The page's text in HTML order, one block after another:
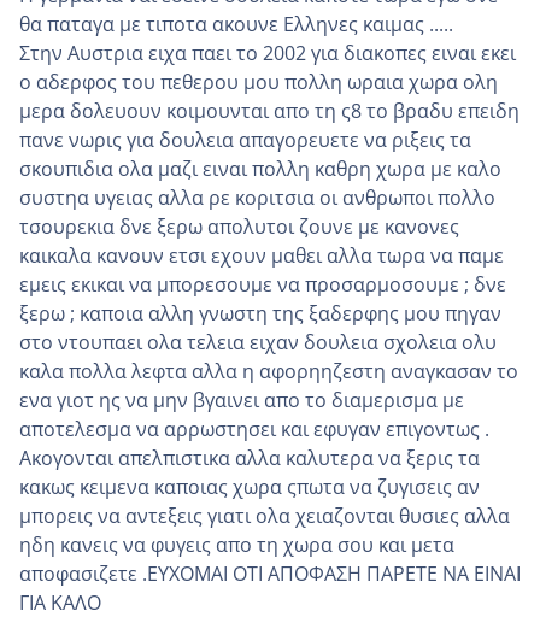
θα παταγα με τιποτα ακουνε Ελληνες καιμας .....
Στην Αυστρια ειχα παει το 2002 για διακοπες ειναι εκει
ο αδερφος του πεθερου μου πολλη ωραια χωρα ολη
μερα δολευουν κοιμουνται απο τη ς8 το βραδυ επειδη
πανε νωρις για δουλεια απαγορευετε να ριξεις τα
σκουπιδια ολα μαζι ειναι πολλη καθρη χωρα με καλο
συστηα υγειας αλλα ρε κοριτσια οι ανθρωποι πολλο
τσουρεκια δνε ξερω απολυτοι ζουνε με κανονες
καικαλα κανουν ετσι εχουν μαθει αλλα τωρα να παμε
εμεις εκικαι να μπορεσουμε να προσαρμοσουμε ; δνε
ξερω ; καποια αλλη γνωστη της ξαδερφης μου πηγαν
στο ντουπαει ολα τελεια ειχαν δουλεια σχολεια ολυ
καλα πολλα λεφτα αλλα η αφορηηζεστη αναγκασαν το
ενα γιοτ ης να μην βγαινει απο το διαμερισμα με
αποτελεσμα να αρρωστησει και εφυγαν επιγοντως .
Ακογονται απελπιστικα αλλα καλυτερα να ξερις τα
κακως κειμενα καποιας χωρα ςπωτα να ζυγισεις αν
μπορεις να αντεξεις γιατι ολα χειαζονται θυσιες αλλα
ηδη κανεις να φυγεις απο τη χωρα σου και μετα
αποφασιζετε .ΕΥΧΟΜΑΙ ΟΤΙ ΑΠΟΦΑΣΗ ΠΑΡΕΤΕ ΝΑ ΕΙΝΑΙ
ΓΙΑ ΚΑΛΟ